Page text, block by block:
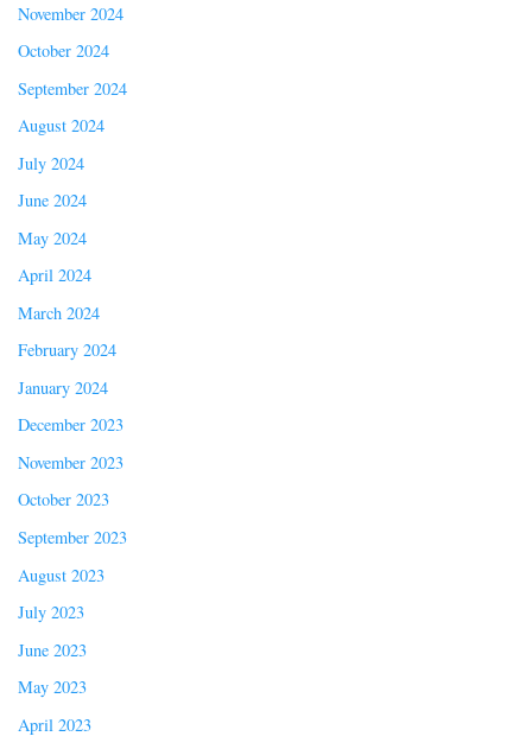
November 2024
October 2024
September 2024
August 2024
July 2024
June 2024
May 2024
April 2024
March 2024
February 2024
January 2024
December 2023
November 2023
October 2023
September 2023
August 2023
July 2023
June 2023
May 2023
April 2023